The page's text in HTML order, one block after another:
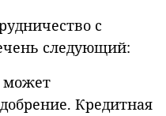
с
следующий:
может
Кредитная